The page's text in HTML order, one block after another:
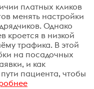
платных кликов
менять настройки
Однако
кроется в низкой
трафика. В этой
на посадочных
и как
пациента, чтобы